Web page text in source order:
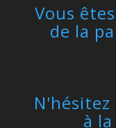
Vous
de la
à